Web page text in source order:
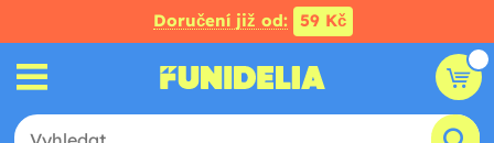
Doručení již od: 59 Kč